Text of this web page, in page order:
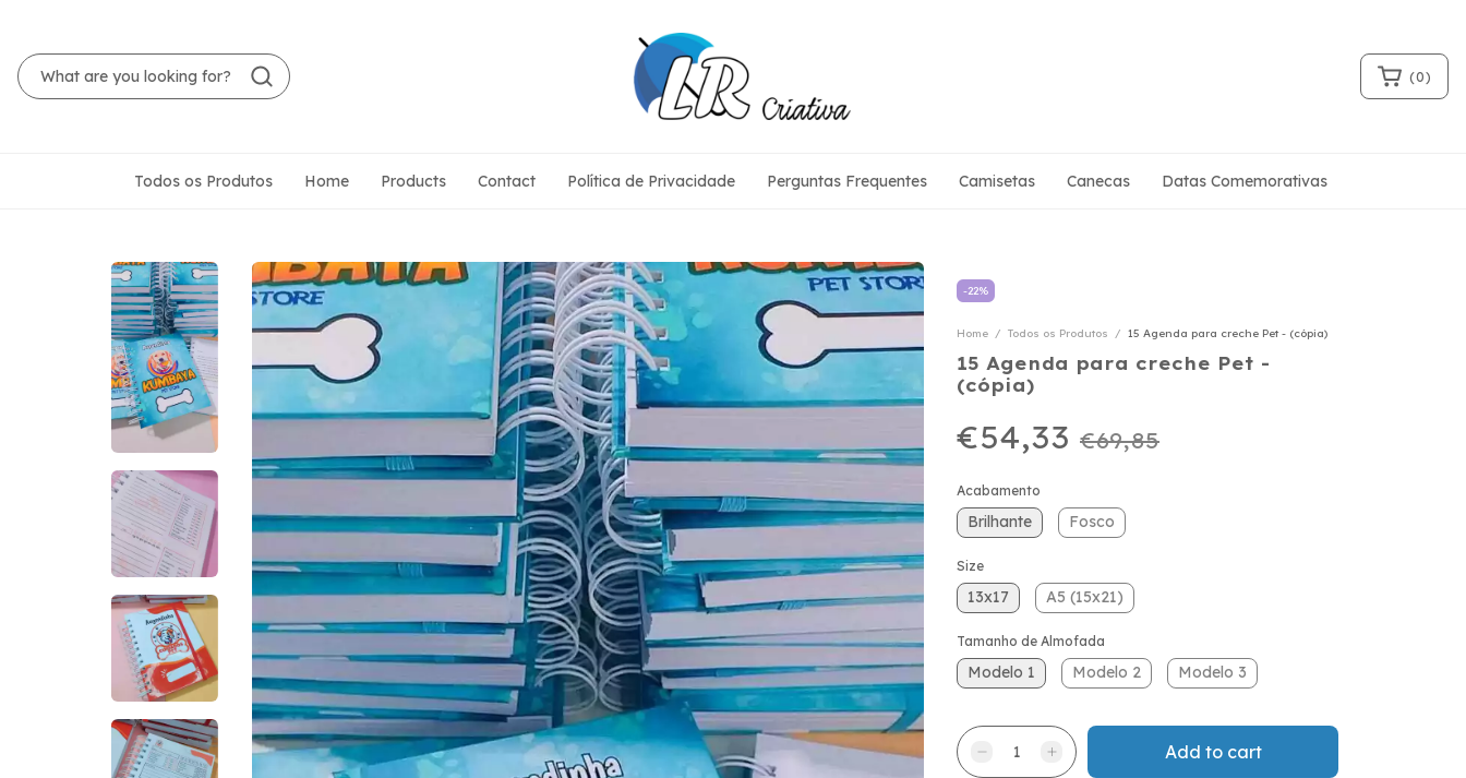
(0)
Todos os Produtos Home Products Contact Política de Privacidade Perguntas Frequentes Camisetas Canecas Datas Comemorativas
-22%
Home / Todos os Produtos / 15 Agenda para creche Pet - (cópia)
15 Agenda para creche Pet -
(cópia)
€54,33 €69,85
Acabamento
Brilhante Fosco
Size
13x17 A5 (15x21)
Tamanho de Almofada
Modelo 1 Modelo 2 Modelo 3